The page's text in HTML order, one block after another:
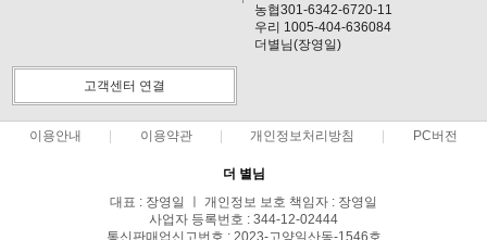
농협301-6342-6720-11
우리 1005-404-636084
더별님(장영일)
고객센터 연결
이용안내 이용약관 개인정보처리방침 PC버전
더 별님
대표 : 장영일 ㅣ 개인정보 보호 책임자 : 장영일
사업자 등록번호 : 344-12-02444
통신판매업신고번호 : 2023-고양일산동-1546호